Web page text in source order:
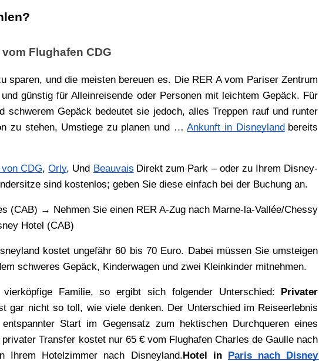
Flughafen CDG
sparen, und die meisten bereuen es. Die RER A vom Pariser Zentrum
günstig für Alleinreisende oder Personen mit leichtem Gepäck. Für
schwerem Gepäck bedeutet sie jedoch, alles Treppen rauf und runter
zu stehen, Umstiege zu planen und … Ankunft in Disneyland bereits
CDG, Orly, Und Beauvais Direkt zum Park – oder zu Ihrem Disney-
sind kostenlos; geben Sie diese einfach bei der Buchung an.
(CAB) → Nehmen Sie einen RER A-Zug nach Marne-la-Vallée/Chessy
Hotel (CAB)
kostet ungefähr 60 bis 70 Euro. Dabei müssen Sie umsteigen
schweres Gepäck, Kinderwagen und zwei Kleinkinder mitnehmen.
Familie, so ergibt sich folgender Unterschied: Privater
gar nicht so toll, wie viele denken. Der Unterschied im Reiseerlebnis
Start im Gegensatz zum hektischen Durchqueren eines
Transfer kostet nur 65 € vom Flughafen Charles de Gaulle nach
Ihrem Hotelzimmer nach Disneyland.Hotel in Paris nach Disney